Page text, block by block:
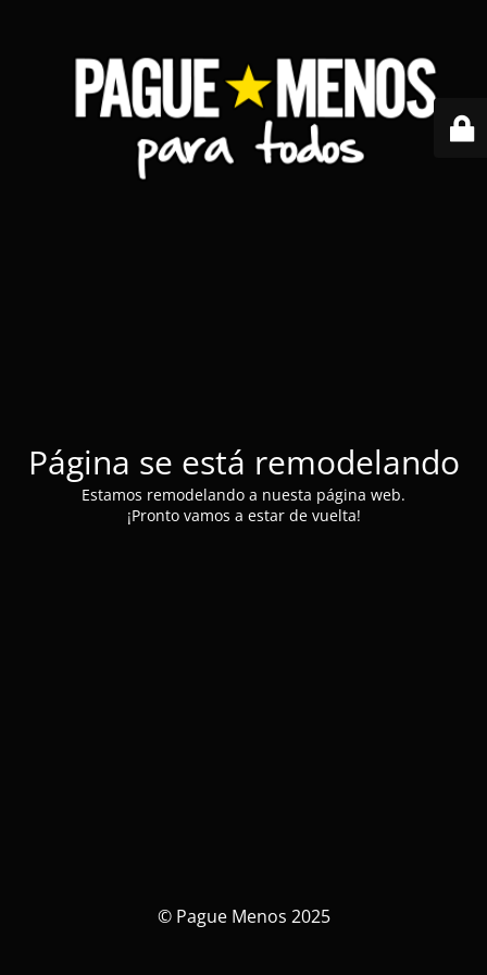
Página se está remodelando
Estamos remodelando a nuesta página web.
¡Pronto vamos a estar de vuelta!
© Pague Menos 2025